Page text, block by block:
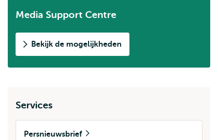
Media Support Centre
Bekijk de mogelijkheden
Services
Persnieuwsbrief